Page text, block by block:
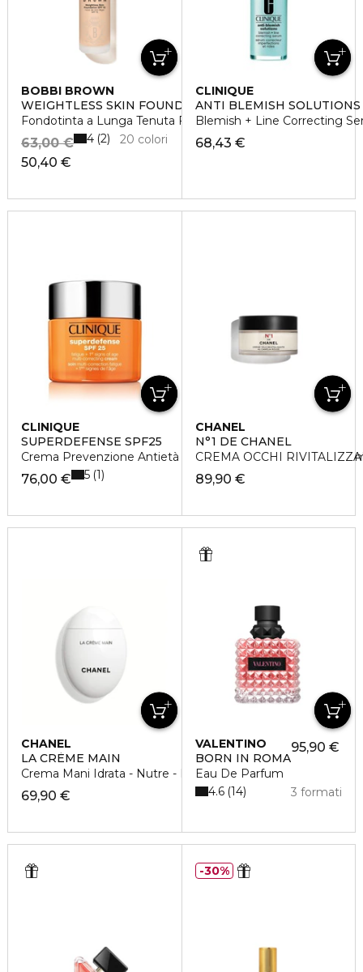
BOBBI BROWN
WEIGHTLESS SKIN FOUNDATION SPF 15
Fondotinta a Lunga Tenuta Finish Opaco
50,40 €
63,00 € 20 colori
4 2
CLINIQUE
ANTI BLEMISH SOLUTIONS
Blemish + Line Correcting
68,43 €
CLINIQUE
SUPERDEFENSE SPF25
Crema Prevenzione Antietà + Anti-Fatica 1/2 da Arida a
76,00 € 5 1
CHANEL
N°1 DE CHANEL
CREMA OCCHI
89,90 €
CHANEL
LA CRÈME MAIN
Crema Mani Idrata - Nutre - Illumina
69,90 €
VALENTINO
BORN IN ROMA
Eau De Parfum
95,90 €
3 formati
4.6 14
30%